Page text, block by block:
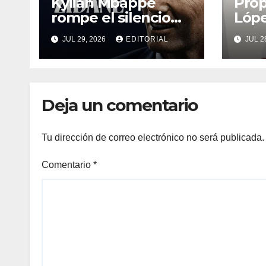
rompe el silencio
tras la llegada de
Zinedine Zidane a
la selección de
JUL 29, 2026 EDITORIAL
al
JUL
Deja un comentario
Tu dirección de correo electrónico no será publicada.
Comentario *